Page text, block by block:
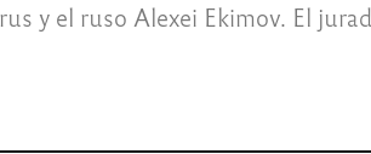
y el ruso Alexei Ekimov. El